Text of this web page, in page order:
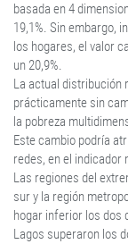
basada en 4
19,1%. Sin embargo,
los hogares, el valor
un 20,9%.
La actual distribución
prácticamente sin
la pobreza
Este cambio podría
redes, en el indicador
Las regiones del
sur y la región
hogar inferior los dos
Lagos superaron los